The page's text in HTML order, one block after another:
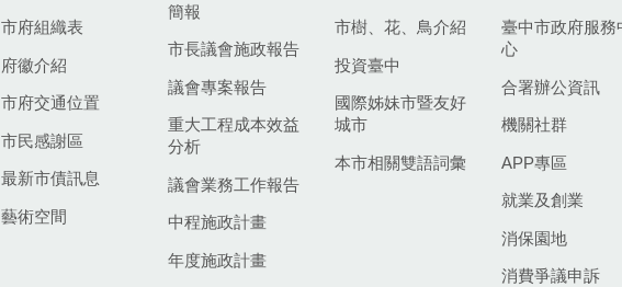
市府組織表
府徽介紹
市府交通位置
市民感謝區
最新市債訊息
藝術空間
簡報
市長議會施政報告
議會專案報告
重大工程成本效益
分析
議會業務工作報告
中程施政計畫
年度施政計畫
市樹、花、鳥介紹
投資臺中
國際姊妹市暨友好
城市
本市相關雙語詞彙
臺中市政府服務
心
合署辦公資訊
機關社群
APP專區
就業及創業
消保園地
消費爭議申訴